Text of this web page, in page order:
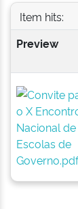
Item hits:
Preview